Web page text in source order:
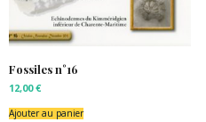
Fossiles n°16
12,00€
Ajouter au panier